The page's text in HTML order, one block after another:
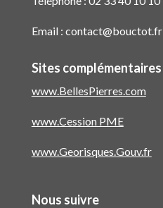
Email : contact@bouctot.fr
Sites complémentaires
www.BellesPierres.com
www.Cession PME
www.Georisques.Gouv.fr
Nous suivre